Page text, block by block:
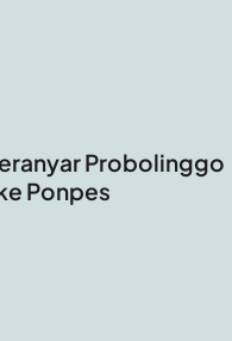
Probolinggo
Ponpes